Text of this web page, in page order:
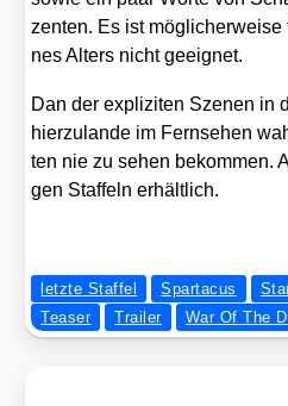
zen­ten. Es ist
nes Alters nicht geeig­net.
Dan der expli­zi­ten Sze­nen in
hier­zu­lan­de im Fern­se­hen
ten nie zu sehen bekom­men.
gen Staf­feln erhält­lich.
letzte Staffel Spartacus
Teaser
Trailer War Of The